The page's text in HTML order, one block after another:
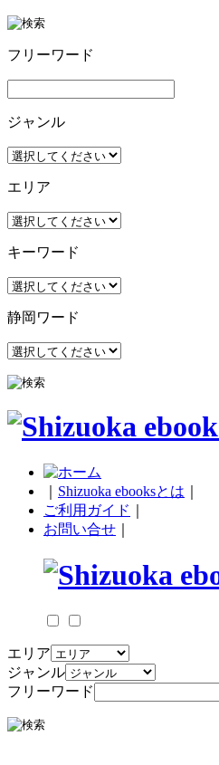
フリーワード
ジャンル
エリア
キーワード
静岡ワード
Shizuoka ebooksとは
ご利用ガイド
お問い合せ
エリア
ジャンル
フリーワード